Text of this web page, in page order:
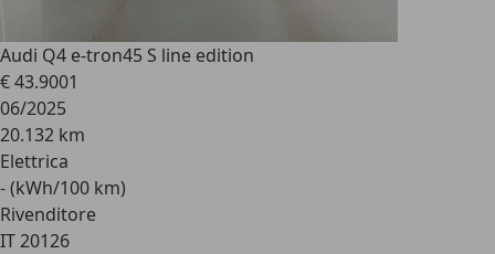
Audi Q4 e-tron45 S line edition
€ 43.9001
06/2025
20.132 km
Elettrica
- (kWh/100 km)
Rivenditore
IT 20126